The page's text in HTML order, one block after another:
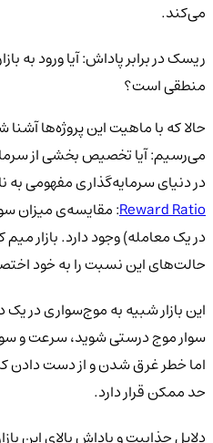
می‌کند.
ریسک در برابر پاداش: آیا ورود به
منطقی است؟
حالا که با ماهیت این پروژه‌ها
می‌رسیم: آیا تخصیص بخشی از
در دنیای سرمایه‌گذاری مفهومی به
Reward Ratio: مقایسه‌ی میزان سود
در یک معامله) وجود دارد. بازار
حالت‌های این نسبت را به خود
این بازار شبیه به موج‌سواری در یک
سوار موج درستی شوید، سرعت و
اما خطر غرق شدن و از دست دادن کل
حد ممکن قرار دارد.
دلایل جذابیت و پاداش بالای این